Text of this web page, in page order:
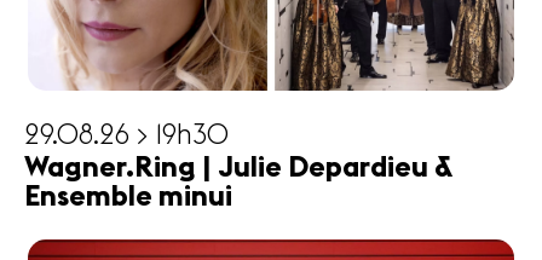
29.08.26 > 19h30
Wagner.Ring | Julie Depardieu &
Ensemble minui